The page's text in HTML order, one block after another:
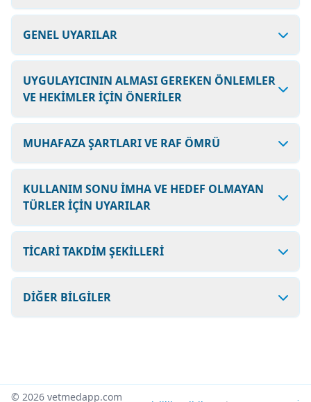
GENEL UYARILAR
UYGULAYICININ ALMASI GEREKEN ÖNLEMLER
VE HEKİMLER İÇİN ÖNERİLER
MUHAFAZA ŞARTLARI VE RAF ÖMRÜ
KULLANIM SONU İMHA VE HEDEF OLMAYAN
TÜRLER İÇİN UYARILAR
TİCARİ TAKDİM ŞEKİLLERİ
DİĞER BİLGİLER
© 2026 vetmedapp.com